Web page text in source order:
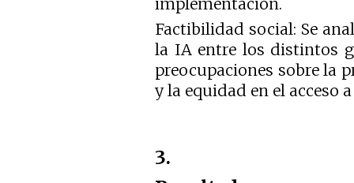
implementación.
Factibilidad social: Se
la IA entre los distintos
preocupaciones sobre la
y la equidad en el acceso
3.